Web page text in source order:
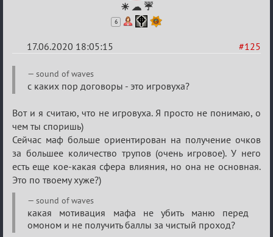
☀ ☁ ☔
6
#125
17.06.2020 18:05:15
Re:
Семейный
sound of waves
с каких пор договоры - это игровуха?
Вот и я считаю, что не игровуха. Я просто не понимаю, о
чем ты споришь)
Сейчас маф больше ориентирован на получение очков
за большее количество трупов (очень игровое). У него
есть еще кое-какая сфера влияния, но она не основная.
Это по твоему хуже?)
sound of waves
какая мотивация мафа не убить маню перед
омоном и не получить баллы за чистый проход?